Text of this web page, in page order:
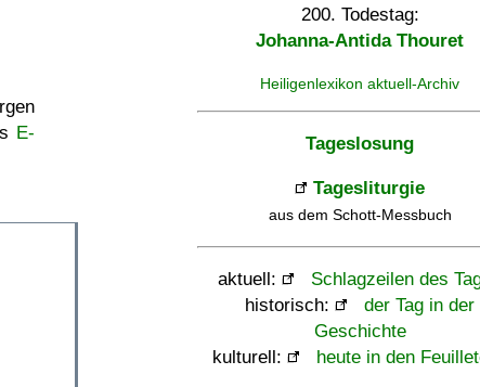
E-
200. Todestag:
Johanna-Antida Thouret
Heiligenlexikon aktuell-Archiv
Tageslosung
Tagesliturgie
aus dem Schott-Messbuch
aktuell:
Schlagzeilen des
historisch:
der Tag in der
Geschichte
kulturell:
heute in den